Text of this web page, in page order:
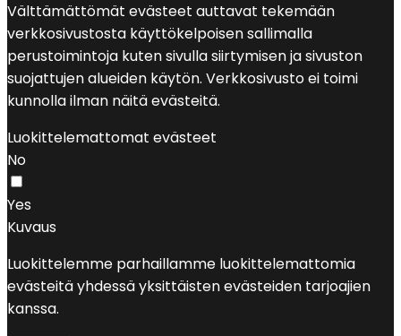
Välttämättömät evästeet auttavat tekemään
verkkosivustosta käyttökelpoisen sallimalla
perustoimintoja kuten sivulla siirtymisen ja sivuston
suojattujen alueiden käytön. Verkkosivusto ei toimi
kunnolla ilman näitä evästeitä.
Luokittelemattomat evästeet
No
Yes
Kuvaus
Luokittelemme parhaillamme luokittelemattomia
evästeitä yhdessä yksittäisten evästeiden tarjoajien
kanssa.